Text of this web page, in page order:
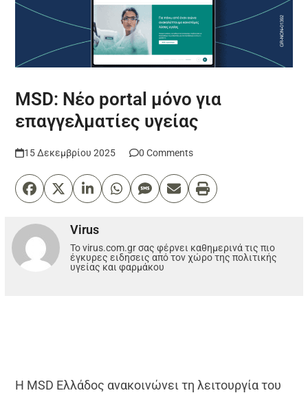
MSD: Νέο portal μόνο για
επαγγελματίες υγείας
15 Δεκεμβρίου 2025 0 Comments
Virus
Το virus.com.gr σας φέρνει καθημερινά τις πιο
έγκυρες ειδησεις από τον χώρο της πολιτικής
υγείας και φαρμάκου
Η MSD Ελλάδος ανακοινώνει τη λειτουργία του